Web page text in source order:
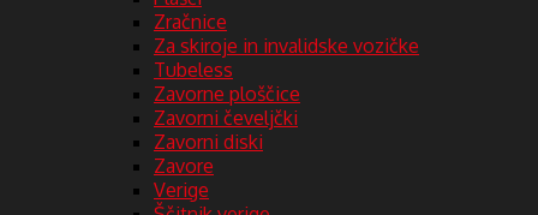
Zračnice
Za skiroje in invalidske vozičke
Tubeless
Zavorne ploščice
Zavorni čeveljčki
Zavorni diski
Zavore
Verige